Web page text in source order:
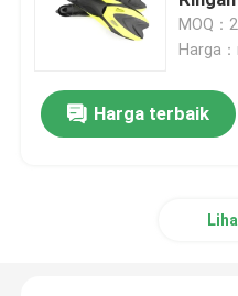
Kacamata Ski salju
Topi Renang Tahan Air
MOQ：
Harga
Harga terbaik